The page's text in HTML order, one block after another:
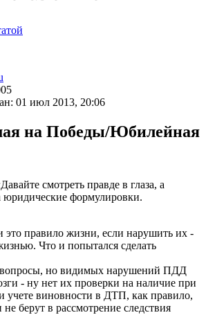
01 июл 2013, 20:06
на Победы/Юбилейная
Давайте смотреть правде в глаза, а
юридические формулировки.
это правило жизни, если нарушить их -
Что и попытался сделать
вопросы, но видимых нарушений ПДД
- ну нет их проверки на наличие при
учете виновности в ДТП, как правило,
берут в рассмотрение следствия